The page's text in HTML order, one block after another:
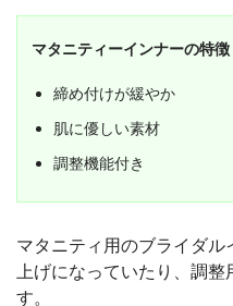
マタニティーインナーの特徴
締め付けが緩やか
肌に優しい素材
調整機能付き
マタニティ用のブライダ
上げになっていたり、調
す。